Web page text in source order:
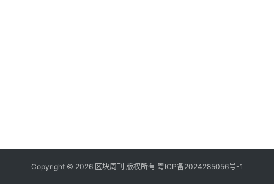
Copyright © 2026 区块周刊 版权所有 粤ICP备2024285056号-1